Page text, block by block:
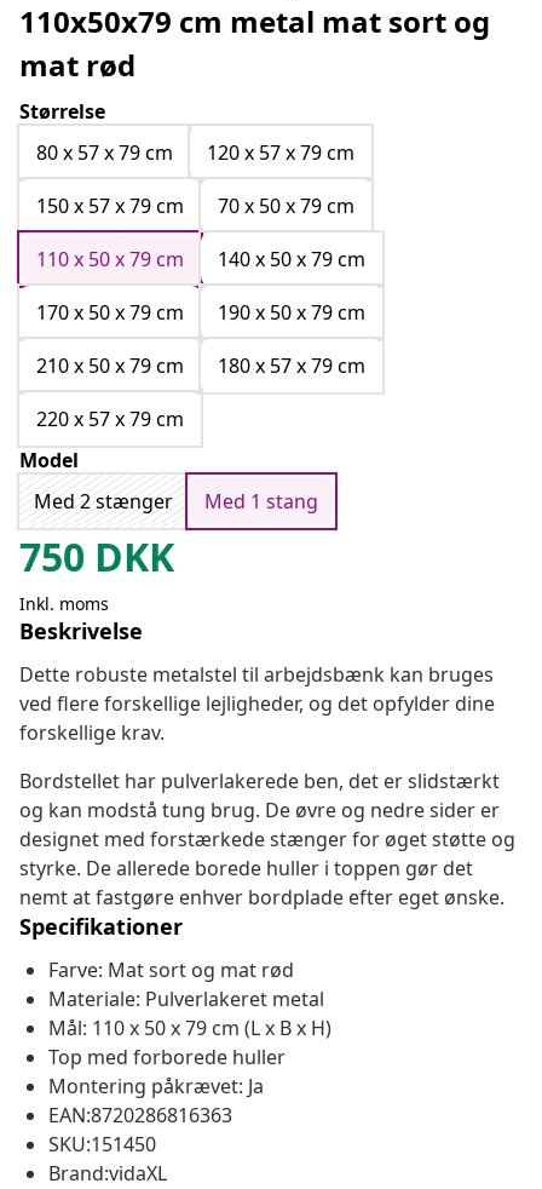
110x50x79 cm metal mat sort og
mat rød
Størrelse
80 x 57 x 79 cm
120 x 57 x 79 cm
150 x 57 x 79 cm
70 x 50 x 79 cm
110 x 50 x 79 cm
140 x 50 x 79 cm
170 x 50 x 79 cm
190 x 50 x 79 cm
210 x 50 x 79 cm
180 x 57 x 79 cm
220 x 57 x 79 cm
Model
Med 2 stænger
Med 1 stang
750 DKK
Inkl. moms
Beskrivelse
Dette robuste metalstel til arbejdsbænk kan bruges
ved flere forskellige lejligheder, og det opfylder dine
forskellige krav.
Bordstellet har pulverlakerede ben, det er slidstærkt
og kan modstå tung brug. De øvre og nedre sider er
designet med forstærkede stænger for øget støtte og
styrke. De allerede borede huller i toppen gør det
nemt at fastgøre enhver bordplade efter eget ønske.
Specifikationer
Farve: Mat sort og mat rød
Materiale: Pulverlakeret metal
Mål: 110 x 50 x 79 cm (L x B x H)
Top med forborede huller
Montering påkrævet: Ja
EAN:8720286816363
SKU:151450
Brand:vidaXL